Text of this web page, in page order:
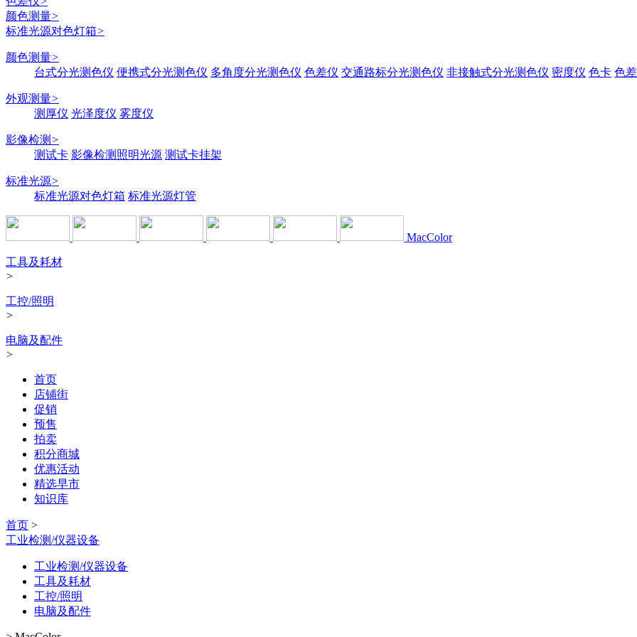
颜色测量>
标准光源对色灯箱>
颜色测量>
台式分光测色仪 便携式分光测色仪 多角度分光测色仪 色差仪 交通路标分光测色仪 非接触式分光测色仪 密度仪 色卡 色
外观测量>
测厚仪 光泽度仪 雾度仪
影像检测 >
测试卡 影像检测照明光源 测试卡挂架
标准光源>
标准光源对色灯箱 标准光源灯管
MacColor
工具及耗材
>
工控/照明
>
电脑及配件
>
首页
店铺街
促销
预售
拍卖
积分商城
优惠活动
精选早市
知识库
首页 >
工业检测/仪器设备
工业检测/仪器设备
工具及耗材
工控/照明
电脑及配件